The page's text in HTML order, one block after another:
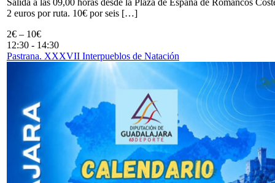
2 euros por ruta. 10€ por seis […]
2€ – 10€
12:30 - 14:30
Pastrana. XXXVII Interpueblos de Natación